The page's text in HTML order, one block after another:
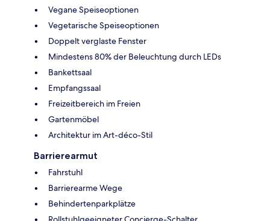
Vegane Speiseoptionen
Vegetarische Speiseoptionen
Doppelt verglaste Fenster
Mindestens 80% der Beleuchtung durch LEDs
Bankettsaal
Empfangssaal
Freizeitbereich im Freien
Gartenmöbel
Architektur im Art-déco-Stil
Barrierearmut
Fahrstuhl
Barrierearme Wege
Behindertenparkplätze